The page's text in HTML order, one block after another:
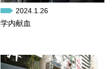
2024.1.26
学内献血